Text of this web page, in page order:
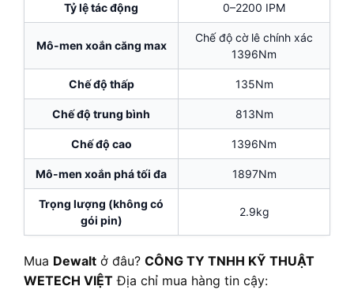
Tỷ lệ tác động 0–2200 IPM
Mô-men xoắn căng max
Chế độ cờ lê chính xác
1396Nm
Chế độ thấp 135Nm
Chế độ trung bình 813Nm
Chế độ cao 1396Nm
Mô-men xoắn phá tối đa 1897Nm
Trọng lượng (không có
gói pin)
2.9kg
Mua Dewalt ở đâu? CÔNG TY TNHH KỸ THUẬT
WETECH VIỆT Địa chỉ mua hàng tin cậy: